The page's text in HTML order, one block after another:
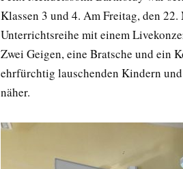
Klassen 3 und 4. Am Freitag, den
Unterrichtsreihe mit einem
Zwei Geigen, eine Bratsche und ein
ehrfürchtig lauschenden Kindern
näher.